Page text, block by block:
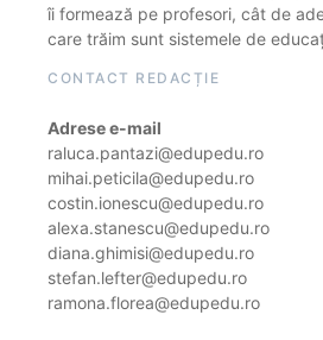
îi formează pe profesori, cât de
care trăim sunt sistemele de
CONTACT REDACȚIE
Adrese e-mail
raluca.pantazi@edupedu.ro
mihai.peticila@edupedu.ro
costin.ionescu@edupedu.ro
alexa.stanescu@edupedu.ro
diana.ghimisi@edupedu.ro
stefan.lefter@edupedu.ro
ramona.florea@edupedu.ro